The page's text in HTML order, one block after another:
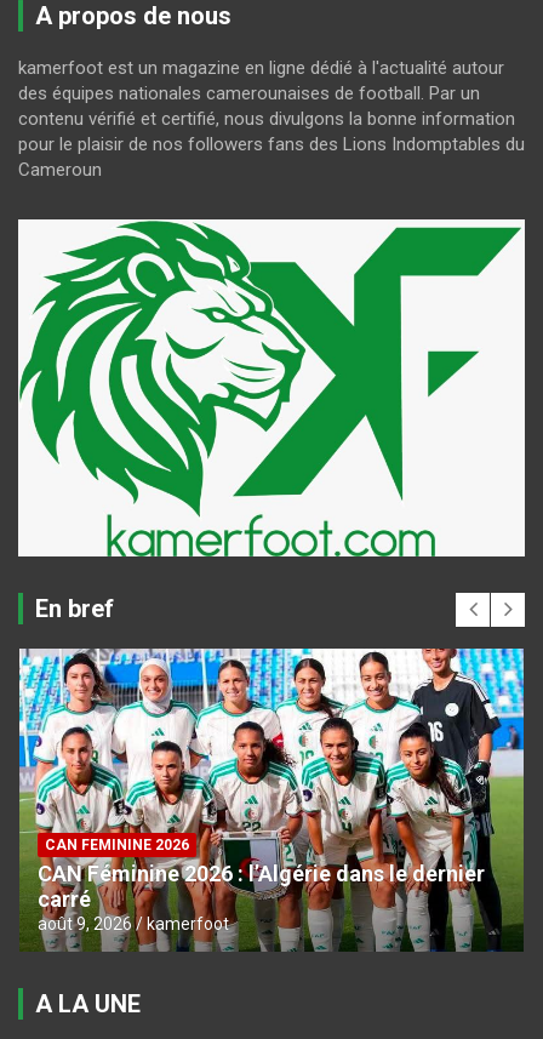
A propos de nous
kamerfoot est un magazine en ligne dédié à l'actualité autour
des équipes nationales camerounaises de football. Par un
contenu vérifié et certifié, nous divulgons la bonne information
pour le plaisir de nos followers fans des Lions Indomptables du
Cameroun
En bref
CAN FEMININE 2026
CAN Féminine 2026 : l’Algérie dans le dernier
carré
août 9, 2026 kamerfoot
A LA UNE